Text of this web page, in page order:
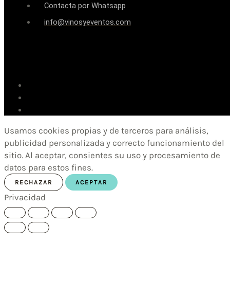
Contacta por Whatsapp
info@vinosyeventos.com
Usamos cookies propias y de terceros para análisis,
publicidad personalizada y correcto funcionamiento del
sitio. Al aceptar, consientes su uso y procesamiento de
datos para estos fines.
RECHAZAR ACEPTAR
Privacidad